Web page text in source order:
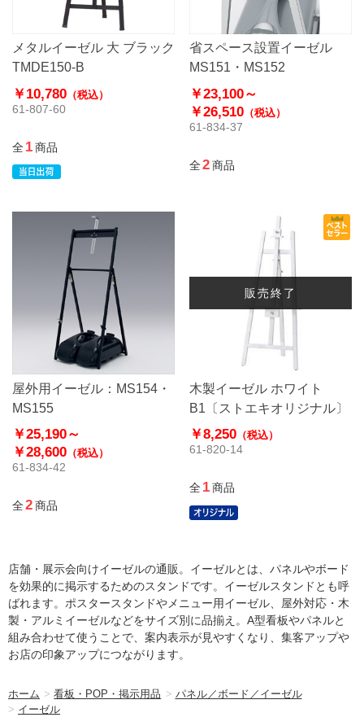
メタルイーゼル 大 ブラック
TMDE150-B
￥10,780 （税込）
61-807-60
全1商品
省スペース設置イーゼル
MS151・MS152
￥23,100～
￥26,510（税込）
61-834-37
全2商品
屋外用イーゼル：MS154・
MS155
￥25,190～
￥28,600 （税込）
61-834-42
全2商品
販売終了
木製イーゼル ホワイト
B1〔ストエキオリジナル〕
￥8,250（税込）
61-820-14
全1商品
店舗・展示会向けイーゼルの通販。イーゼルとは、パネルやボード
を効果的に掲示するためのスタンドです。イーゼルスタンドとも呼
ばれます。ポスタースタンドやメニュー用イーゼル、屋外対応・木
製・アルミイーゼルなどをサイズ別に品揃え。A型看板やパネルと
組み合わせて使うことで、案内表示が見やすくなり、集客アップや
お店の印象アップにつながります。
ホーム >看板・POP・掲示用品 > パネル／ボード／イーゼル
> イーゼル